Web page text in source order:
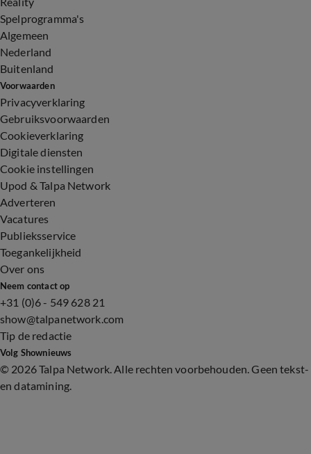
Spelprogramma's
Algemeen
Nederland
Buitenland
Voorwaarden
Privacyverklaring
Gebruiksvoorwaarden
Cookieverklaring
Digitale diensten
Cookie instellingen
Upod & Talpa Network
Adverteren
Vacatures
Publieksservice
Toegankelijkheid
Over ons
Neem contact op
+31 (0)6 - 549 628 21
show@talpanetwork.com
Tip de redactie
Volg Shownieuws
© 2026 Talpa Network. Alle rechten voorbehouden. Geen tekst-
en datamining.